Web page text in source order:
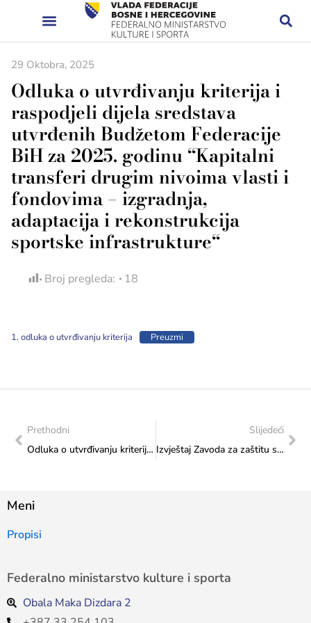
29 Oktobra, 2025
Odluka o utvrđivanju kriterija i
raspodjeli dijela sredstava
utvrđenih Budžetom Federacije
BiH za 2025. godinu “Kapitalni
transferi drugim nivoima vlasti i
fondovima – izgradnja,
adaptacija i rekonstrukcija
sportske infrastrukture“
Broj pregleda: 18
1. odluka o utvrđivanju kriterija Preuzmi
Prethodni
Odluka o utvrđivanju kriterija i raspodjeli dijela sredstava utvrđenih Budžetom Federacije BiH za 2025. godinu “Kapitalni transferi drugim nivoima vlasti i fondovima – izgradnja, adaptacija i rekonstrukcija institucija kulture”
Slijedeći
Izvještaj Zavoda za zaštitu spomenika sa terenskih posjeta u periodu od 20. do 24. 10. 2025. godine
Meni
Propisi
Federalno ministarstvo kulture i sporta
Obala Maka Dizdara 2